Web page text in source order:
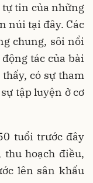
tự tin của những
núi tại đây. Các
chung, sôi nổi
tác của bài
có sự tham
tập luyện ở cơ
tuổi trước đây
hoạch điều,
lên sân khấu